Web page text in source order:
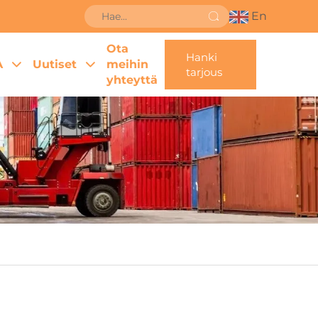
En
Uutiset
Ota
meihin
yhteyttä
Hanki
tarjous